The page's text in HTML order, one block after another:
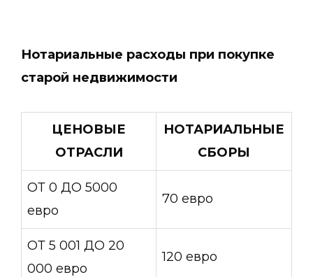
Нотариальные расходы при покупке
старой недвижимости
ЦЕНОВЫЕ
ОТРАСЛИ
НОТАРИАЛЬНЫЕ
СБОРЫ
ОТ 0 ДО 5000
евро
70 евро
ОТ 5 001 ДО 20
000 евро
120 евро